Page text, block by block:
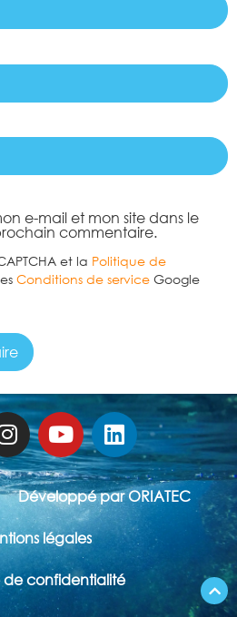
e-mail et mon site dans le
commentaire.
et la Politique de
Conditions de service Google
Développé par ORIATEC
légales
de confidentialité